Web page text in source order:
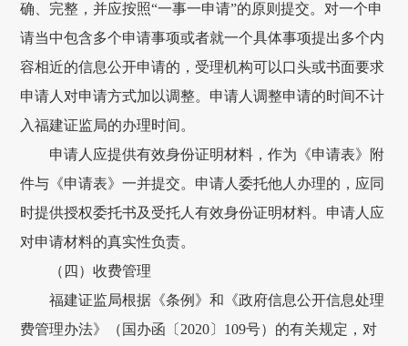
确、完整，并应按照“一事一申请”的原则提交。对一个申
请当中包含多个申请事项或者就一个具体事项提出多个内
容相近的信息公开申请的，受理机构可以口头或书面要求
申请人对申请方式加以调整。申请人调整申请的时间不计
入福建证监局的办理时间。
申请人应提供有效身份证明材料，作为《申请表》附
件与《申请表》一并提交。申请人委托他人办理的，应同
时提供授权委托书及受托人有效身份证明材料。申请人应
对申请材料的真实性负责。
（四）收费管理
福建证监局根据《条例》和《政府信息公开信息处理
费管理办法》（国办函〔2020〕109号）的有关规定，对